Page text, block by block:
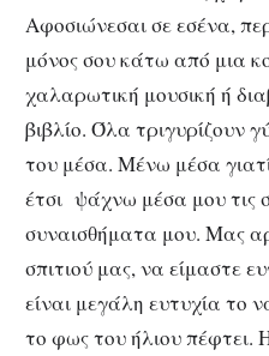
Αφοσιώνεσαι σε εσένα,
μόνος σου κάτω από μια
χαλαρωτική μουσική ή
βιβλίο. Όλα τριγυρίζουν
του μέσα. Μένω μέσα
έτσι ψάχνω μέσα μου τις
συναισθήματα μου. Μας
σπιτιού μας, να είμαστε
είναι μεγάλη ευτυχία το
το φως του ήλιου